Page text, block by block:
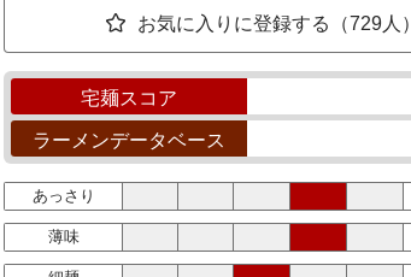
お気に入りに登録する（729人）
宅麺スコア
ラーメンデータベース
あっさり
薄味